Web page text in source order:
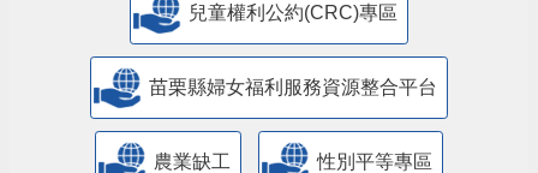
兒童權利公約(CRC)專區
苗栗縣婦女福利服務資源整合平台
農業缺工 性別平等專區